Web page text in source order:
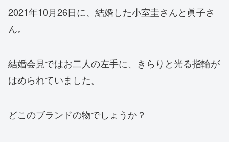
2021年10月26日に、結婚した小室圭さんと眞子さ
ん。
結婚会見ではお二人の左手に、きらりと光る指輪が
はめられていました。
どこのブランドの物でしょうか？